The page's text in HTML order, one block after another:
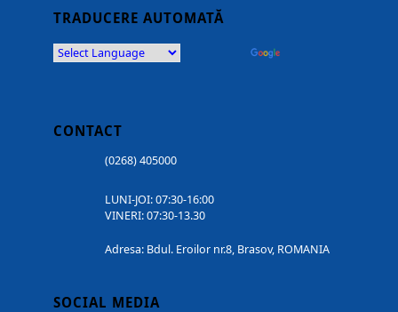
TRADUCERE AUTOMATĂ
CONTACT
(0268) 405000
LUNI-JOI: 07:30-16:00
VINERI: 07:30-13.30
Adresa: Bdul. Eroilor nr.8, Brasov, ROMANIA
SOCIAL MEDIA